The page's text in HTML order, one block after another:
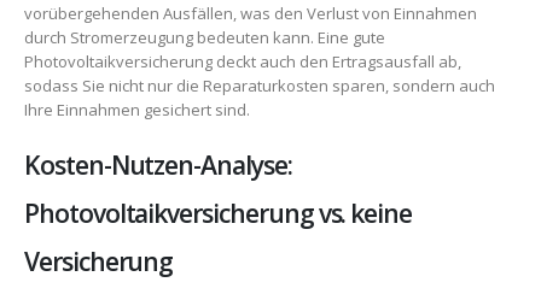
vorübergehenden Ausfällen, was den Verlust von Einnahmen
durch Stromerzeugung bedeuten kann. Eine gute
Photovoltaikversicherung deckt auch den Ertragsausfall ab,
sodass Sie nicht nur die Reparaturkosten sparen, sondern auch
Ihre Einnahmen gesichert sind.
Kosten-Nutzen-Analyse:
Photovoltaikversicherung vs. keine
Versicherung